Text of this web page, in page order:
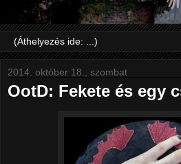
2014. október 18., szombat
OotD: Fekete és egy